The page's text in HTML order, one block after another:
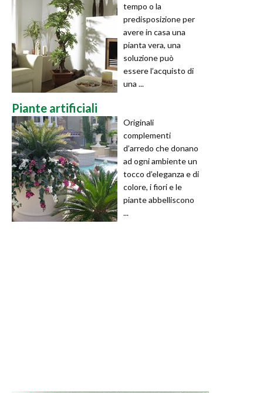
tempo o la
predisposizione per
avere in casa una
pianta vera, una
soluzione può
essere l’acquisto di
una ...
Piante artificiali
Originali
complementi
d’arredo che donano
ad ogni ambiente un
tocco d’eleganza e di
colore, i fiori e le
piante abbelliscono
...